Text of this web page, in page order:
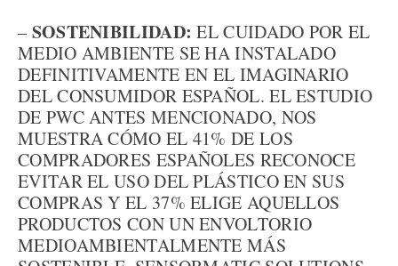
– SOSTENIBILIDAD: EL CUIDADO POR EL
MEDIO AMBIENTE SE HA INSTALADO
DEFINITIVAMENTE EN EL IMAGINARIO
DEL CONSUMIDOR ESPAÑOL. EL ESTUDIO
DE PWC ANTES MENCIONADO, NOS
MUESTRA CÓMO EL 41% DE LOS
COMPRADORES ESPAÑOLES RECONOCE
EVITAR EL USO DEL PLÁSTICO EN SUS
COMPRAS Y EL 37% ELIGE AQUELLOS
PRODUCTOS CON UN ENVOLTORIO
MEDIOAMBIENTALMENTE MÁS